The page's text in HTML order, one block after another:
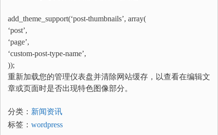
add_theme_support(‘post-thumbnails’, array(
‘post’,
‘page’,
‘custom-post-type-name’,
));
重新加载您的管理仪表盘并清除网站缓存，以查看在编辑文
章或页面时是否出现特色图像部分。
分类： 新闻资讯
标签： wordpress